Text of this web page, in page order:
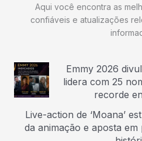
Aqui você encontra as
confiáveis e atualizações
Emmy 2026
lidera com 25
recorde
Live-action de ‘Moana’
da animação e aposta